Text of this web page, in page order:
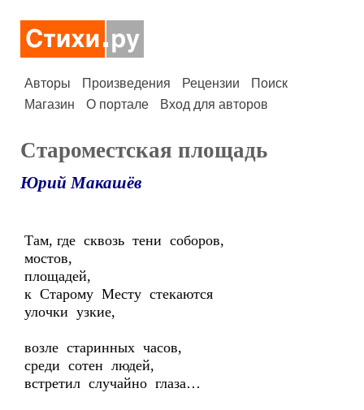
Авторы Произведения Рецензии
Поиск
Магазин
О портале Вход для авторов
Староместская площадь
Юрий Макашёв
Там, где сквозь тени соборов,
мостов,
площадей,
к Старому Месту стекаются
улочки узкие,
возле старинных часов,
среди сотен людей,
встретил случайно глаза…